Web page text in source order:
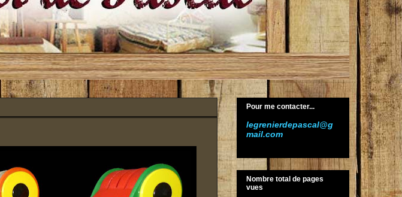
Pour me contacter...
legrenierdepascal@g
mail.com
Nombre total de pages
vues